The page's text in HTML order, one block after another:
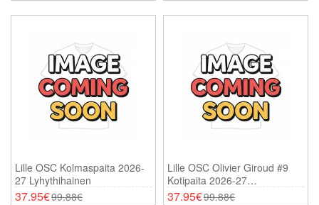
Lille OSC Kolmaspaita 2026-
27 Lyhythihainen
37.95€99.88€
Lille OSC Olivier Giroud #9
Kotipaita 2026-27
Lyhythihainen
37.95€99.88€